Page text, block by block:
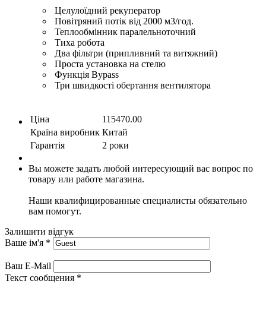
Целулоїдний рекуператор
Повітряний потік від 2000 м3/год.
Теплообмінник паралельноточний
Тиха робота
Два фільтри (припливний та витяжний)
Проста установка на стелю
Функція Bypass
Три швидкості обертання вентилятора
Ціна
115470.00
Країна виробник Китай
Гарантія
2 роки
Вы можете задать любой интересующий вас вопрос по
товару или работе магазина.
Наши квалифицированные специалисты обязательно
вам помогут.
Залишити відгук
Ваше ім'я *
Ваш E-Mail
Текст сообщения *